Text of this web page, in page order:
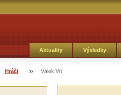
Aktuality Výsledky
Hráči Válek Vít